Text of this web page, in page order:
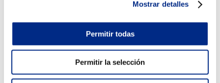
Mostrar detalles
Permitir todas
Permitir la selección
Para que te hagas idea de la oscilación de precios, te
carga de gas en España en los últimos cinco años,
explicado anteriormente.
de aire acondicionado oscilaba entre 100 y 200 euros,